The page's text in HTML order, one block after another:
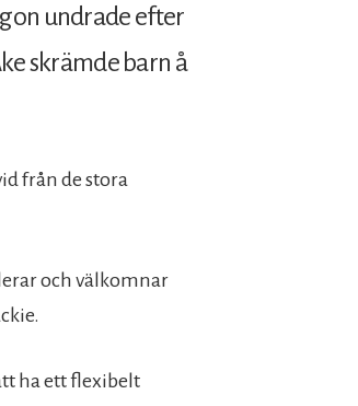
undrade efter
skrämde barn å
från de stora
och välkomnar
ha ett flexibelt